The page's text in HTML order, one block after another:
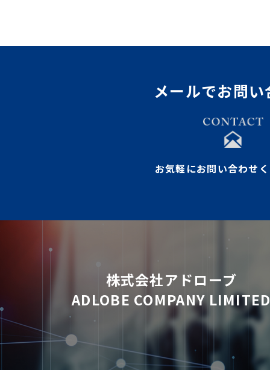
メールでお問い
お気軽にお問い合わせく
株式会社アドローブ
ADLOBE COMPANY LIMITED